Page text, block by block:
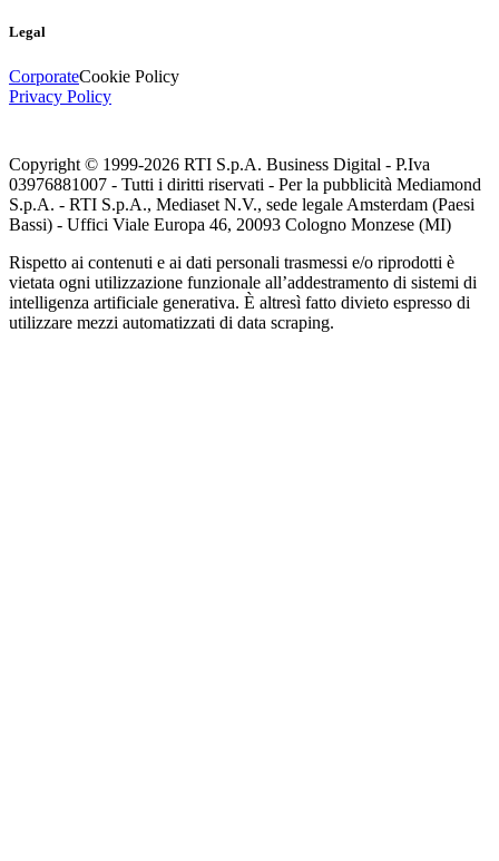
Legal
CorporateCookie Policy
Privacy Policy
Copyright © 1999-2026 RTI S.p.A. Business Digital - P.Iva
03976881007 - Tutti i diritti riservati - Per la pubblicità Mediamond
S.p.A. - RTI S.p.A., Mediaset N.V., sede legale Amsterdam (Paesi
Bassi) - Uffici Viale Europa 46, 20093 Cologno Monzese (MI)
Rispetto ai contenuti e ai dati personali trasmessi e/o riprodotti è
vietata ogni utilizzazione funzionale all’addestramento di sistemi di
intelligenza artificiale generativa. È altresì fatto divieto espresso di
utilizzare mezzi automatizzati di data scraping.